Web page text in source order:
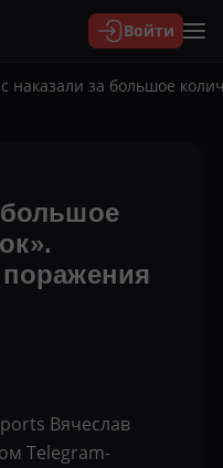
Войти
наказали за большое
большое
Вячеслав
Telegram-